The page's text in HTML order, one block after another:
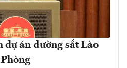
án đường sắt Lào